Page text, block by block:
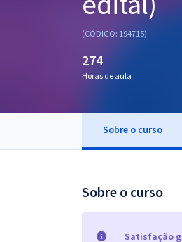
Questões grátis
(CÓDIGO: 194715)
274
Horas de aula
Sobre o curso
Sobre o curso
Satisfação